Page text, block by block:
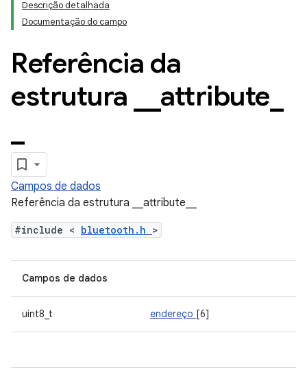
Descrição detalhada
Documentação do campo
Referência da
estrutura
attribute
Campos de dados
Referência da estrutura __attribute__
#include < bluetooth.h >
Campos de dados
uint8_t endereço [6]